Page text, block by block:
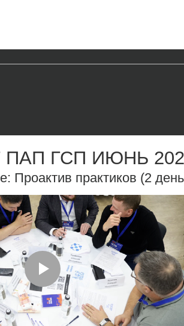
ПАП ГСП ИЮНЬ
Проактив практиков (2